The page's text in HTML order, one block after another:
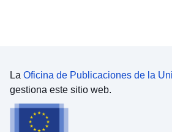
La Oficina de Publicaciones de la
gestiona este sitio web.